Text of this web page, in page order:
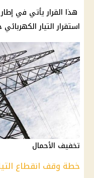
هذا القرار يأتي في
استقرار التيار
تخفيف الأحمال
خطة وقف انقطاع